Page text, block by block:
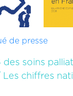
de presse
des soins
chiffres